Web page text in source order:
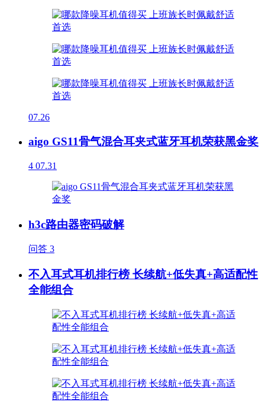
07.26
aigo GS11骨气混合耳夹式蓝牙耳机荣获黑金奖
4 07.31
h3c路由器密码破解
问答 3
不入耳式耳机排行榜 长续航+低失真+高适配性
全能组合